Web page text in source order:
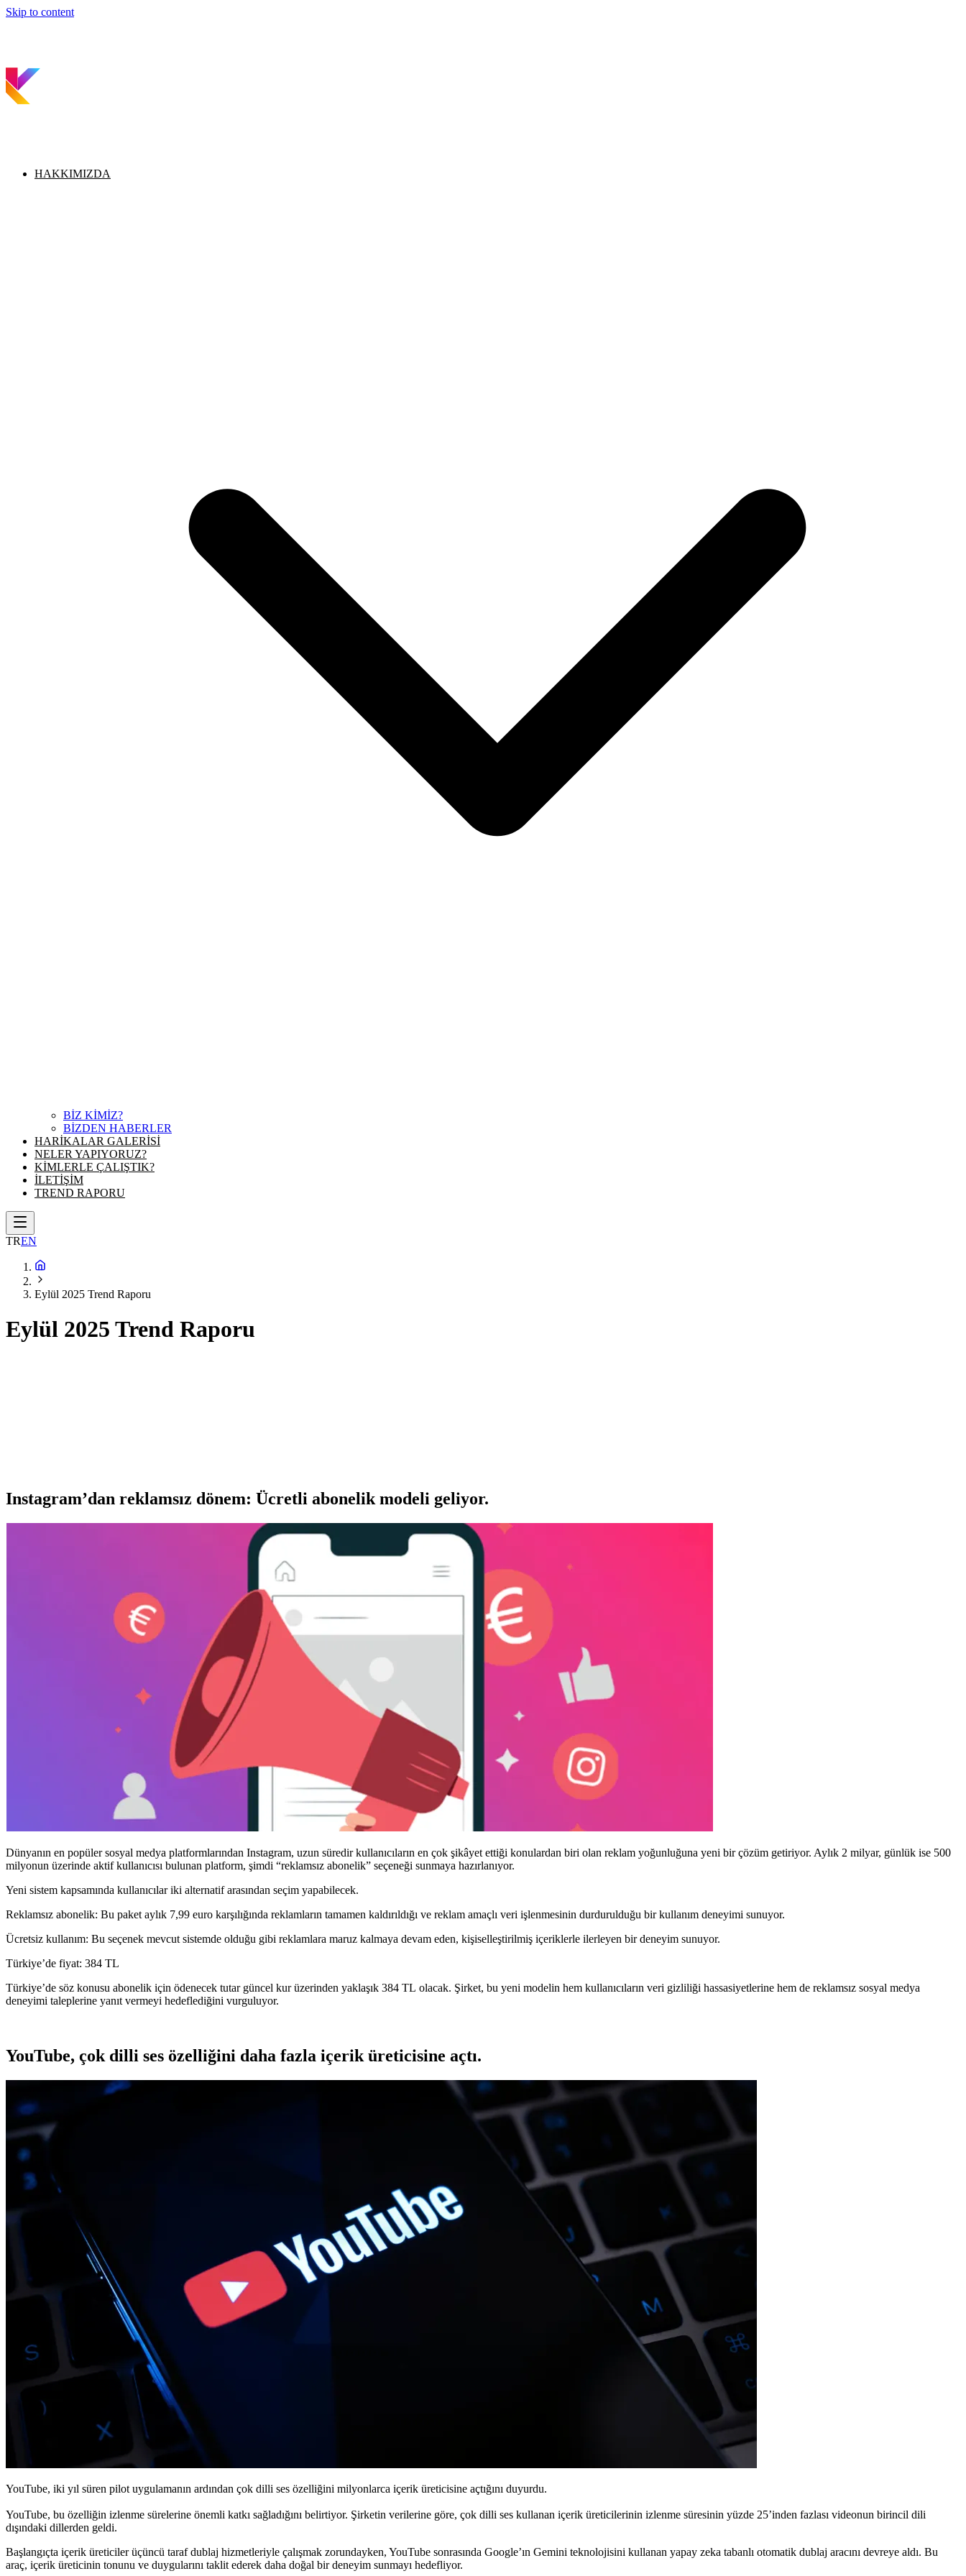
Skip to content
HAKKIMIZDA
BİZ KİMİZ?
BİZDEN HABERLER
HARİKALAR GALERİSİ
NELER YAPIYORUZ?
KİMLERLE ÇALIŞTIK?
İLETİŞİM
TREND RAPORU
TREN
Eylül 2025 Trend Raporu
Eylül 2025 Trend Raporu
Instagram’dan reklamsız dönem: Ücretli abonelik modeli geliyor.
Dünyanın en popüler sosyal medya platformlarından Instagram, uzun süredir kullanıcıların en çok şikâyet ettiği konulardan biri olan reklam yoğunluğuna yeni bir çözüm getiriyor. Aylık 2 milyar, günlük ise 500
milyonun üzerinde aktif kullanıcısı bulunan platform, şimdi “reklamsız abonelik” seçeneği sunmaya hazırlanıyor.
Yeni sistem kapsamında kullanıcılar iki alternatif arasından seçim yapabilecek.
Reklamsız abonelik: Bu paket aylık 7,99 euro karşılığında reklamların tamamen kaldırıldığı ve reklam amaçlı veri işlenmesinin durdurulduğu bir kullanım deneyimi sunuyor.
Ücretsiz kullanım: Bu seçenek mevcut sistemde olduğu gibi reklamlara maruz kalmaya devam eden, kişiselleştirilmiş içeriklerle ilerleyen bir deneyim sunuyor.
Türkiye’de fiyat: 384 TL
Türkiye’de söz konusu abonelik için ödenecek tutar güncel kur üzerinden yaklaşık 384 TL olacak. Şirket, bu yeni modelin hem kullanıcıların veri gizliliği hassasiyetlerine hem de reklamsız sosyal medya
deneyimi taleplerine yanıt vermeyi hedeflediğini vurguluyor.
YouTube, çok dilli ses özelliğini daha fazla içerik üreticisine açtı.
YouTube, iki yıl süren pilot uygulamanın ardından çok dilli ses özelliğini milyonlarca içerik üreticisine açtığını duyurdu.
YouTube, bu özelliğin izlenme sürelerine önemli katkı sağladığını belirtiyor. Şirketin verilerine göre, çok dilli ses kullanan içerik üreticilerinin izlenme süresinin yüzde 25’inden fazlası videonun birincil dili
dışındaki dillerden geldi.
Başlangıçta içerik üreticiler üçüncü taraf dublaj hizmetleriyle çalışmak zorundayken, YouTube sonrasında Google’ın Gemini teknolojisini kullanan yapay zeka tabanlı otomatik dublaj aracını devreye aldı. Bu
araç, içerik üreticinin tonunu ve duygularını taklit ederek daha doğal bir deneyim sunmayı hedefliyor.